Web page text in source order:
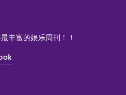
丰富的娱乐周刊！！